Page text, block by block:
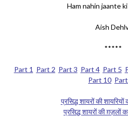
Ham nahin jaante
Aish
*****
Part 1 Part 2 Part 3 Part 4 Part 5
Part 10
प्रसिद्ध शायरों की
प्रसिद्ध शायरों की ग़ज़लों